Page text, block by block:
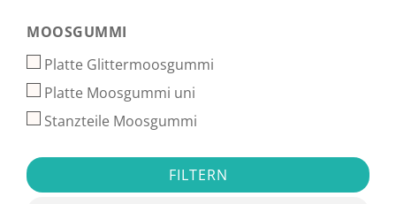
MOOSGUMMI
MOOSGUMMI
Platte Glittermoosgummi
Platte Moosgummi uni
Stanzteile Moosgummi
FILTERN